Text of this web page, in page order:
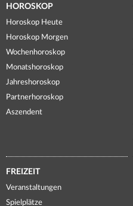
HOROSKOP
Horoskop Heute
Horoskop Morgen
Wochenhoroskop
Monatshoroskop
Jahreshoroskop
Partnerhoroskop
Aszendent
FREIZEIT
Veranstaltungen
Spielplätze